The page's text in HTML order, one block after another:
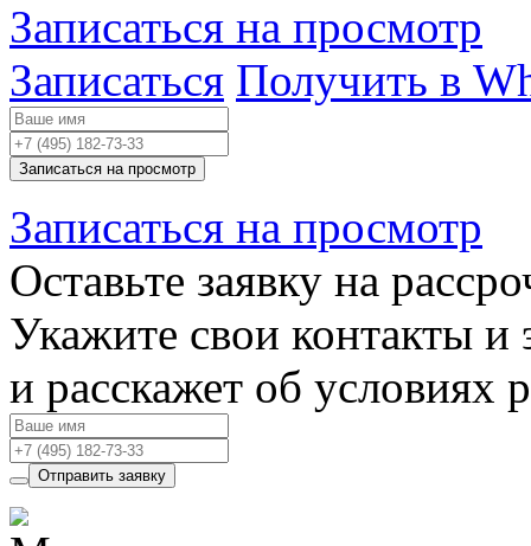
Записаться на просмотр
Записаться Получить в
Записаться на просмотр
Записаться на просмотр
Оставьте заявку на
Укажите свои контакты и
и расскажет об условиях
Отправить заявку